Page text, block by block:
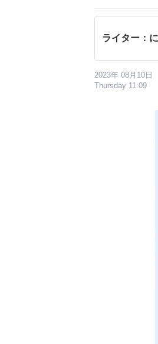
ライター：
2023年 08月10日
Thursday 11:09